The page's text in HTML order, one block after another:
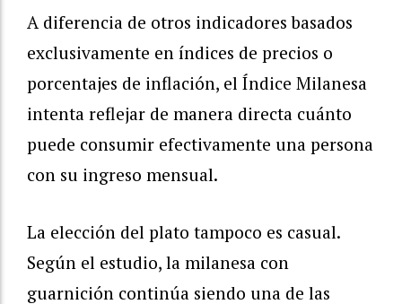
A diferencia de otros indicadores basados
exclusivamente en índices de precios o
porcentajes de inflación, el Índice Milanesa
intenta reflejar de manera directa cuánto
puede consumir efectivamente una persona
con su ingreso mensual.
La elección del plato tampoco es casual.
Según el estudio, la milanesa con
guarnición continúa siendo una de las